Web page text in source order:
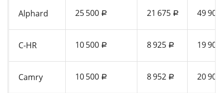
Alphard 25 500 a 21 675 a 49 900
C-HR 10 500 a 8 925 a 19 900
Camry 10 500 a 8 952 a 20 900